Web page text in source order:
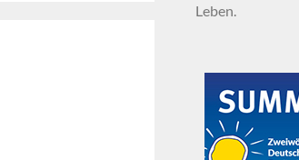
Leben.